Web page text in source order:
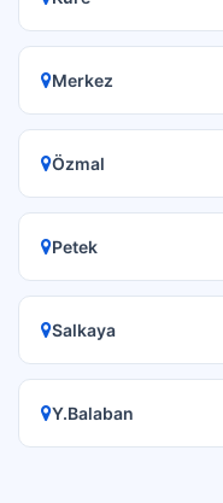
Merkez
Özmal
Petek
Salkaya
Y.Balaban